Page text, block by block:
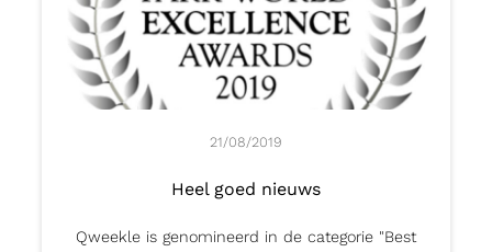
21/08/2019
Heel goed nieuws
Qweekle is genomineerd in de categorie "Best